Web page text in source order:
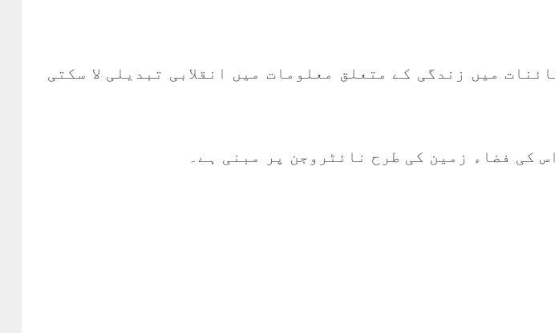
میں زندگی کے متعلق معلومات میں انقلابی تبدیلی لا سکتی
کی فضاء زمین کی طرح نائٹروجن پر مبنی ہے۔